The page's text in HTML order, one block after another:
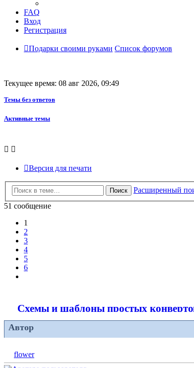
FAQ
Вход
Регистрация
Подарки своими руками Список форумов
Текущее время: 08 авг 2026, 09:49
Темы без ответов
Активные темы
Версия для печати
Поиск
Расширенный
51 сообщение
1
2
3
4
5
6
Схемы и шаблоны простых
Автор
flower